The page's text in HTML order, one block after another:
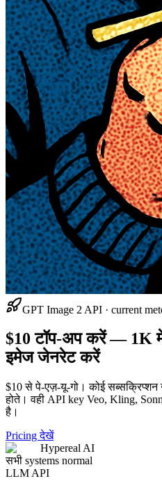
GPT Image 2 API · current
$10 टॉप-अप करें — 1K
इमेज जेनरेट करें
$10 से पे-एज़-यू-गो। कोई सब्सक्रिप्शन
होते। वही API key Veo, Kling,
है।
Pricing देखें
Hypereal AI
सभी systems normal
LLM API